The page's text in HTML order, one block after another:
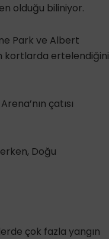
olduğu biliniyor.
Park ve Albert
kortlarda ertelendiğini
çatısı
Doğu
çok fazla yangın